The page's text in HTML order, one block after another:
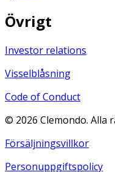
Övrigt
Investor relations
Visselblåsning
Code of Conduct
© 2026 Clemondo. Alla
Försäljningsvillkor
Personuppgiftspolicy